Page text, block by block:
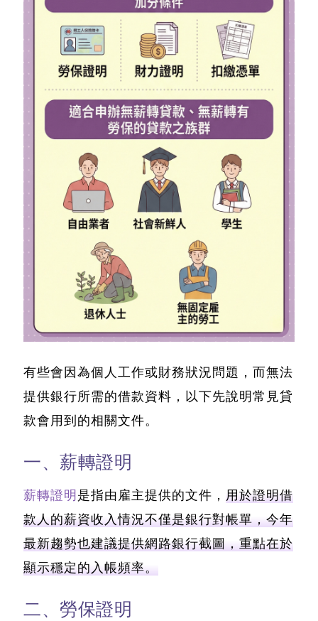
有些會因為個人工作或財務狀況問題，而無法
提供銀行所需的借款資料，以下先說明常見貸
款會用到的相關文件。
一、薪轉證明
薪轉證明 是指由雇主提供的文件， 用於證明借
款人的薪資收入情況不僅是銀行對帳單，今年
最新趨勢也建議提供網路銀行截圖，重點在於
顯示穩定的入帳頻率。
二、勞保證明